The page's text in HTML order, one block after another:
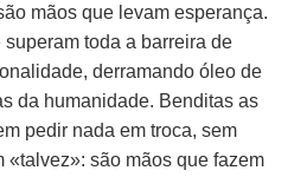
mãos que levam esperança.
toda a barreira de
derramando óleo de
da humanidade. Benditas as
pedir nada em troca, sem
«talvez»: são mãos que fazem